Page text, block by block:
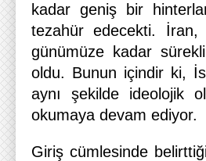
kadar geniş bir
tezahür edecekti. İran,
günümüze kadar
oldu. Bunun içindir ki,
aynı şekilde ideolojik
okumaya devam ediyor.
Giriş cümlesinde